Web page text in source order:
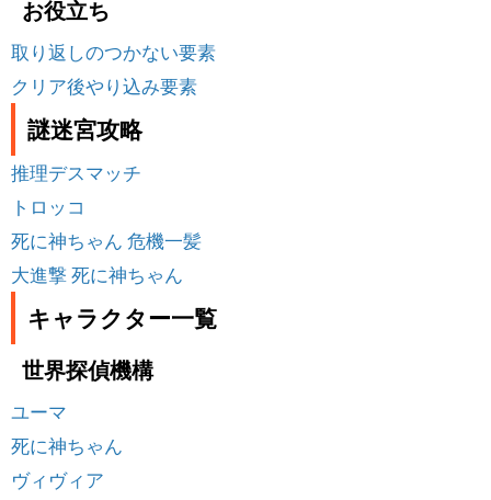
お役立ち
取り返しのつかない要素
クリア後やり込み要素
謎迷宮攻略
推理デスマッチ
トロッコ
死に神ちゃん 危機一髪
大進撃 死に神ちゃん
キャラクター一覧
世界探偵機構
ユーマ
死に神ちゃん
ヴィヴィア